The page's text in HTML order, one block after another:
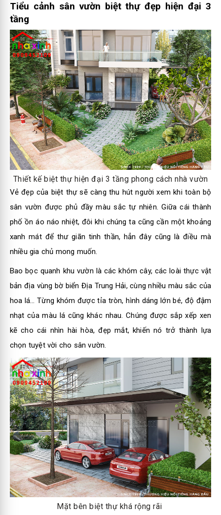
Tiểu cảnh sân vườn biệt thự đẹp hiện đại 3
tầng
Thiết kế biệt thự hiện đại 3 tầng phong cách nhà vườn
Vẻ đẹp của biệt thự sẽ càng thu hút người xem khi toàn bộ
sân vườn được phủ đầy màu sắc tự nhiên. Giữa cái thành
phố ồn áo náo nhiệt, đôi khi chúng ta cũng cần một khoảng
xanh mát để thư giãn tinh thần, hẳn đây cũng là điều mà
nhiều gia chủ mong muốn.
Bao bọc quanh khu vườn là các khóm cây, các loài thực vật
bản địa vùng bờ biển Địa Trung Hải, cùng nhiều màu sắc của
hoa lá… Từng khóm được tỉa tròn, hình dáng lớn bé, độ đậm
nhạt của màu lá cũng khác nhau. Chúng được sắp xếp xen
kẽ cho cái nhìn hài hòa, đẹp mắt, khiến nó trở thành lựa
chọn tuyệt vời cho sân vườn.
Mặt bên biệt thự khá rộng rãi